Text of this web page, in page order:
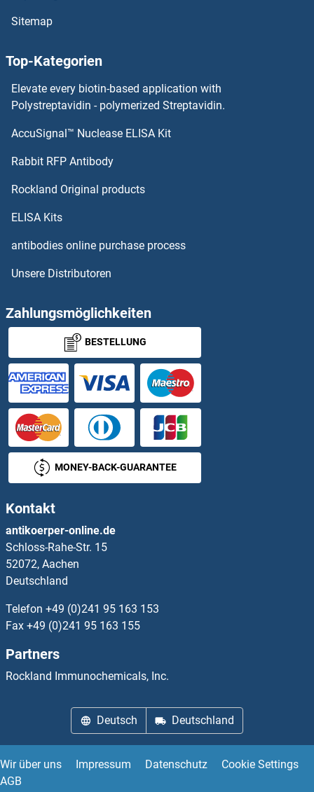
ADAMTS17 Antikörper
ADAMTS16 Antikörper
ADAMTS15 Antikörper
ADAT2 Antikörper
ADAT3 Antikörper
ADC Antikörper
ADCK1 Antikörper
ADCK2 Antikörper
ADCK4 Antikörper
ADCK5 Antikörper
ADCY1 Antikörper
ADCY10 Antikörper
ADCY2 Antikörper
ADCY3 Antikörper
ADCY4 Antikörper
ADCY5 Antikörper
ADCY7 Antikörper
Sitemap
Top-Kategorien
Elevate every biotin-based application with
Polystreptavidin - polymerized Streptavidin.
AccuSignal™ Nuclease ELISA Kit
Rabbit RFP Antibody
Rockland Original products
ELISA Kits
antibodies online purchase process
Unsere Distributoren
Zahlungsmöglichkeiten
BESTELLUNG
MONEY-BACK-GUARANTEE
Kontakt
antikoerper-online.de
Schloss-Rahe-Str. 15
52072, Aachen
Deutschland
Telefon +49 (0)241 95 163 153
Fax +49 (0)241 95 163 155
Partners
Rockland Immunochemicals, Inc.
Deutsch Deutschland
Wir über uns Impressum Datenschutz
Cookie Settings
AGB